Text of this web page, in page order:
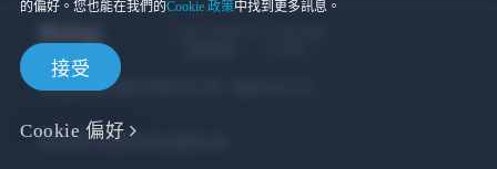
的偏好。您也能在我們的Cookie 政策中找到更多訊息。
接受
Cookie 偏好
宏達國際電子股份有限公司 | 統一編號16003518
隱私聯絡:Global-Privacy@htc.com